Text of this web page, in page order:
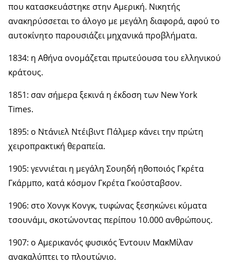
που κατασκευάστηκε στην Αμερική. Νικητής
ανακηρύσσεται το άλογο με μεγάλη διαφορά, αφού το
αυτοκίνητο παρουσιάζει μηχανικά προβλήματα.
1834: η Αθήνα ονομάζεται πρωτεύουσα του ελληνικού
κράτους.
1851: σαν σήμερα ξεκινά η έκδοση των New York
Times.
1895: ο Ντάνιελ Ντέιβιντ Πάλμερ κάνει την πρώτη
χειροπρακτική θεραπεία.
1905: γεννιέται η μεγάλη Σουηδή ηθοποιός Γκρέτα
Γκάρμπο, κατά κόσμον Γκρέτα Γκούσταβσον.
1906: στο Χονγκ Κονγκ, τυφώνας ξεσηκώνει κύματα
τσουνάμι, σκοτώνοντας περίπου 10.000 ανθρώπους.
1907: ο Αμερικανός φυσικός Έντουιν ΜακΜίλαν
ανακαλύπτει το πλουτώνιο.